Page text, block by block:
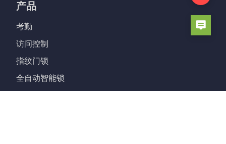
产品
考勤
访问控制
指纹门锁
全自动智能锁